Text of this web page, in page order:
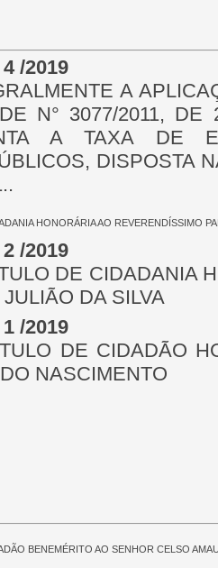
/2019
A
N° 3077/2011,
A TAXA DE
DISPOSTA
HONORÁRIA AO REVERENDÍSSIMO
/2019
DE CIDADANIA
DA SILVA
/2019
DE CIDADÃO
NASCIMENTO
BENEMÉRITO AO SENHOR CELSO